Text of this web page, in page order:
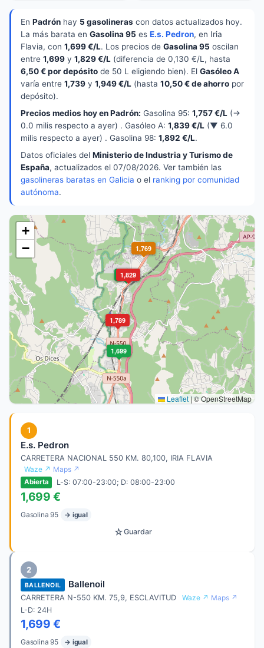
En Padrón hay 5 gasolineras con datos actualizados hoy.
La más barata en Gasolina 95 es E.s. Pedron, en Iria
Flavia, con 1,699 €/L. Los precios de Gasolina 95 oscilan
entre 1,699 y 1,829 €/L (diferencia de 0,130 €/L, hasta
6,50 € por depósito de 50 L eligiendo bien). El Gasóleo A
varía entre 1,739 y 1,949 €/L (hasta 10,50 € de ahorro por
depósito).
Precios medios hoy en Padrón: Gasolina 95: 1,757 €/L (→
0.0 milis respecto a ayer) . Gasóleo A: 1,839 €/L (▼ 6.0
milis respecto a ayer) . Gasolina 98: 1,892 €/L.
Datos oficiales del Ministerio de Industria y Turismo de
España, actualizados el 07/08/2026. Ver también las
gasolineras baratas en Galicia o el ranking por comunidad
autónoma.
1,699
1,699
1,769
1,789
1,829
+
−
Leaflet |© OpenStreetMap
1
E.s. Pedron
CARRETERA NACIONAL 550 KM. 80,100, IRIA FLAVIA
Waze ↗ Maps ↗
Abierta L-S: 07:00-23:00; D: 08:00-23:00
1,699 €
Gasolina 95 → igual
☆Guardar
2
BALLENOIL Ballenoil
CARRETERA N-550 KM. 75,9, ESCLAVITUD Waze ↗ Maps ↗
L-D: 24H
1,699 €
Gasolina 95 → igual